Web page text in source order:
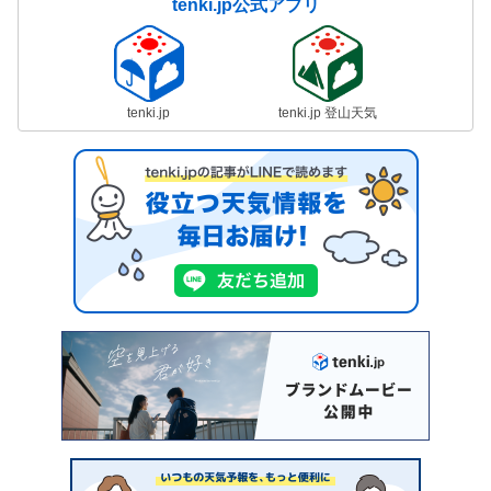
tenki.jp公式アプリ
tenki.jp tenki.jp 登山天気